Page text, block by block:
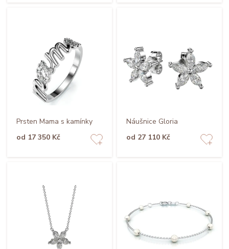
Prsten Mama s kamínky
od 17 350 Kč
Náušnice Gloria
od 27 110 Kč